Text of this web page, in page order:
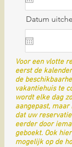
Datum
Voor een vlotte
eerst de
de
vakantiehuis te
wordt elke dag
aangepast,
dat uw
eerder door
geboekt. Ook
mogelijk op de